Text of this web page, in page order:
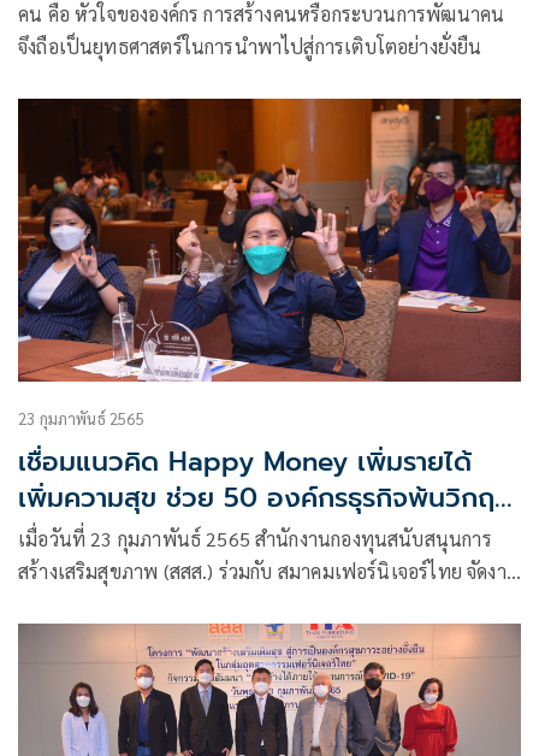
คน คือ หัวใจขององค์กร การสร้างคนหรือกระบวนการพัฒนาคน
จึงถือเป็นยุทธศาสตร์ในการนำพาไปสู่การเติบโตอย่างยั่งยืน
23 กุมภาพันธ์ 2565
เชื่อมแนวคิด Happy Money เพิ่มรายได้
เพิ่มความสุข ช่วย 50 องค์กรธุรกิจพ้นวิกฤต
โควิด-19
เมื่อวันที่ 23 กุมภาพันธ์ 2565 สำนักงานกองทุนสนับสนุนการ
สร้างเสริมสุขภาพ (สสส.) ร่วมกับ สมาคมเฟอร์นิเจอร์ไทย จัดงาน